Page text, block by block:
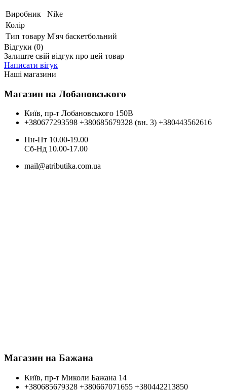
Виробник
Nike
Колір
Тип товару М'яч баскетбольний
Відгуки (0)
Залиште свій відгук про цей товар
Написати вігук
Наші магазини
Магазин на Лобановського
Київ, пр-т Лобановського 150В
+380677293598 +380685679328 (вн. 3) +380443562616
Пн-Пт 10.00-19.00
Cб-Нд 10.00-17.00
mail@atributika.com.ua
Магазин на Бажана
Київ, пр-т Миколи Бажана 14
+380685679328 +380667071655 +380442213850